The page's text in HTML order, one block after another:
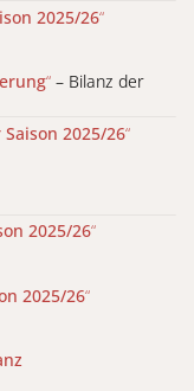
2025/26“
“ – Bilanz der
2025/26“
2025/26“
2025/26“